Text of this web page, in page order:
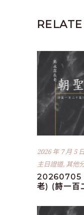
2026 年 7 月 5
主日證道, 其他
20260705
老) (詩一百